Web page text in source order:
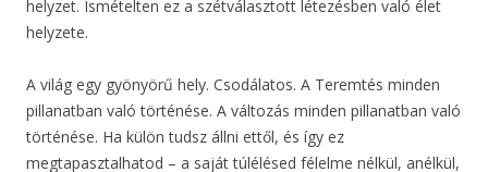
helyzet. Ismételten ez a szétválasztott létezésben való élet
helyzete.
A világ egy gyönyörű hely. Csodálatos. A Teremtés minden
pillanatban való történése. A változás minden pillanatban való
történése. Ha külön tudsz állni ettől, és így ez
megtapasztalhatod – a saját túlélésed félelme nélkül, anélkül,